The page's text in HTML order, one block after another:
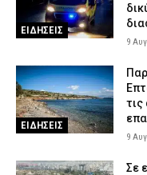
ΕΙΔΗΣΕΙΣ
9
ΕΙΔΗΣΕΙΣ
9
Σε